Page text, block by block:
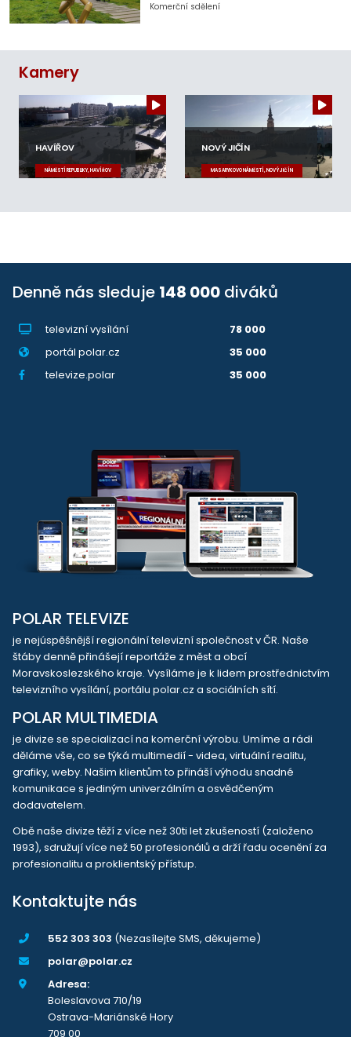
Komerční sdělení
Kamery
HAVÍŘOV
NÁMĚSTÍ REPUBLIKY, HAVÍŘOV
NOVÝ JIČÍN
MASARYKOVO NÁMĚSTÍ, NOVÝ JIČÍN
Denně nás sleduje 148 000 diváků
televizní vysílání
78 000
portál polar.cz
35 000
televize.polar
35 000
POLAR TELEVIZE
je nejúspěšnější regionální televizní společnost v ČR. Naše
štáby denně přinášejí reportáže z měst a obcí
Moravskoslezského kraje. Vysíláme je k lidem prostřednictvím
televizního vysílání, portálu polar.cz a sociálních sítí.
POLAR MULTIMEDIA
je divize se specializací na komerční výrobu. Umíme a rádi
děláme vše, co se týká multimedií - videa, virtuální realitu,
grafiky, weby. Našim klientům to přináší výhodu snadné
komunikace s jediným univerzálním a osvědčeným
dodavatelem.
Obě naše divize těží z více než 30ti let zkušeností (založeno
1993), sdružují více než 50 profesionálů a drží řadu ocenění za
profesionalitu a proklientský přístup.
Kontaktujte nás
552 303 303 (Nezasílejte SMS, děkujeme)
polar@polar.cz
Adresa:
Boleslavova 710/19
Ostrava-Mariánské Hory
709 00